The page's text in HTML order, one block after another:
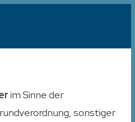
im Sinne der
sonstiger